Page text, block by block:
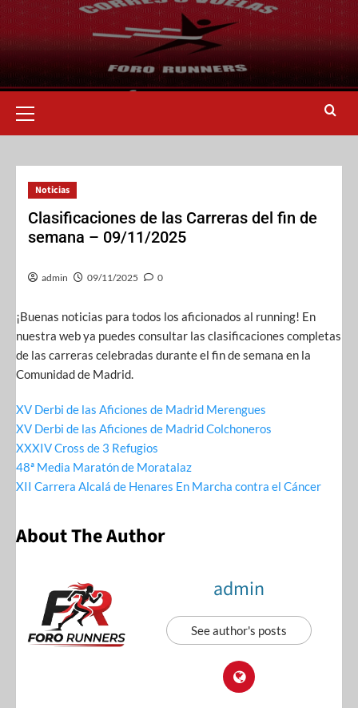
Noticias
Clasificaciones de las Carreras del fin de
semana – 09/11/2025
admin 09/11/2025 0
¡Buenas noticias para todos los aficionados al running! En
nuestra web ya puedes consultar las clasificaciones completas
de las carreras celebradas durante el fin de semana en la
Comunidad de Madrid.
XV Derbi de las Aficiones de Madrid Merengues
XV Derbi de las Aficiones de Madrid Colchoneros
XXXIV Cross de 3 Refugios
48ª Media Maratón de Moratalaz
XII Carrera Alcalá de Henares En Marcha contra el Cáncer
About The Author
admin
See author's posts